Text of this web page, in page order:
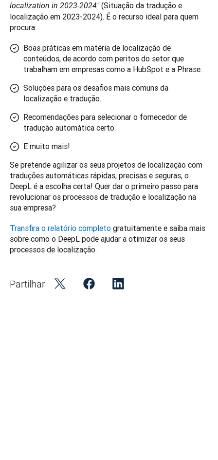
localization in 2023-2024" (Situação da tradução e
localização em 2023-2024). É o recurso ideal para quem
procura:
Boas práticas em matéria de localização de
conteúdos, de acordo com peritos do setor que
trabalham em empresas como a HubSpot e a Phrase.
Soluções para os desafios mais comuns da
localização e tradução.
Recomendações para selecionar o fornecedor de
tradução automática certo.
E muito mais!
Se pretende agilizar os seus projetos de localização com
traduções automáticas rápidas, precisas e seguras, o
DeepL é a escolha certa! Quer dar o primeiro passo para
revolucionar os processos de tradução e localização na
sua empresa?
Transfira o relatório completo gratuitamente e saiba mais
sobre como o DeepL pode ajudar a otimizar os seus
processos de localização.
Partilhar